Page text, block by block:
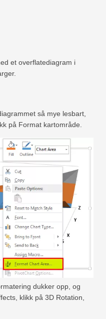
et overflatediagram i
så mye lesbart,
på Format kartområde.
dukker opp, og
klikk på 3D Rotation,